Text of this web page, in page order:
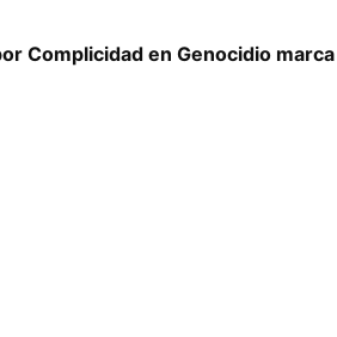
Complicidad en Genocidio